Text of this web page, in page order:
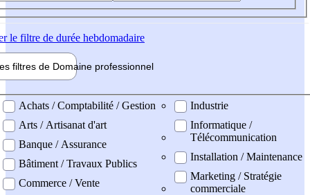
le filtre de durée hebdomadaire
filtres de Domaine professionnel
professionel
Achats / Comptabilité / Gestion
Arts / Artisanat d'art
Banque / Assurance
Bâtiment / Travaux Publics
Commerce / Vente
Industrie
Informatique /
Télécommunication
Installation / Maintenance
Marketing / Stratégie
commerciale